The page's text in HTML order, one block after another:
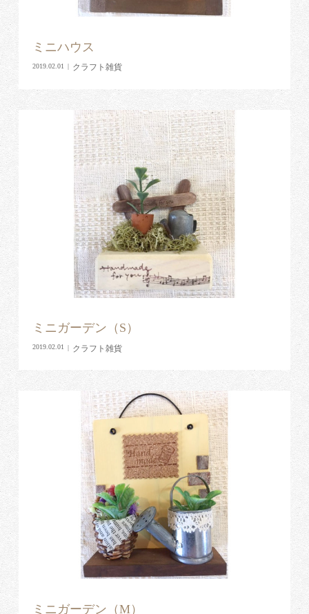
ミニハウス
2019.02.01 クラフト雑貨
ミニガーデン（S）
2019.02.01 クラフト雑貨
ミニガーデン（M）